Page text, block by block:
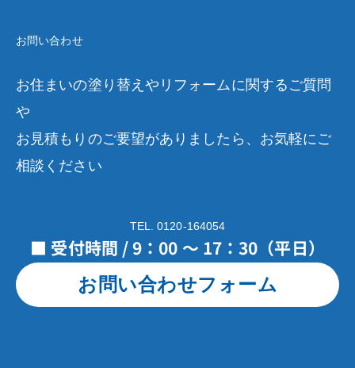
お問い合わせ
お住まいの塗り替えやリフォームに関するご質問
や
お見積もりのご要望がありましたら、お気軽にご
相談ください
TEL. 0120-164054
■ 受付時間 / 9：00 ～ 17：30（平日）
お問い合わせフォーム